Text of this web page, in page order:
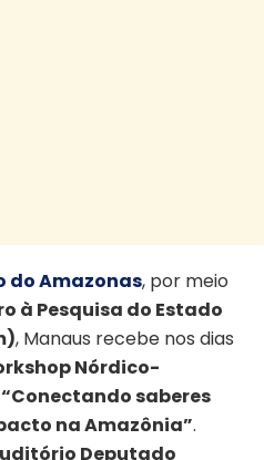
do Amazonas, por meio
à Pesquisa do Estado
, Manaus recebe nos dias
Nórdico-
saberes
na Amazônia”.
Deputado